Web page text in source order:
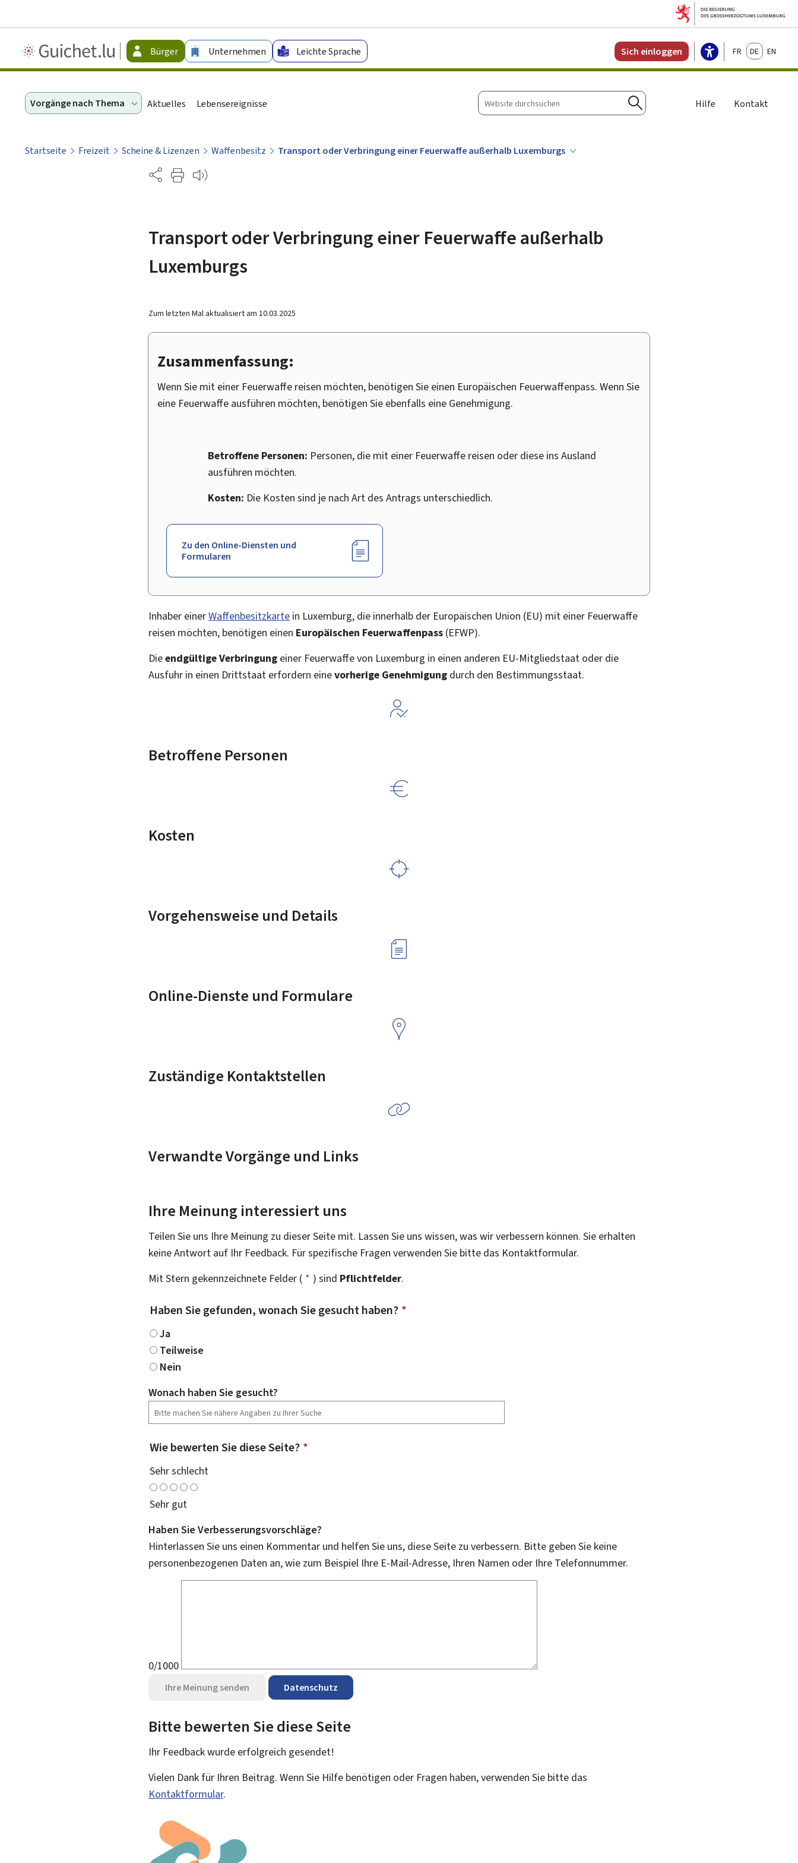
Guichet.lu
-
Bürger Unternehmen Leichte Sprache Sich einloggen FrançaisDeutschEnglish
Vorgänge nach Thema Aktuelles Lebensereignisse
Website
durchsuchen
Suchen
Hilfe Kontakt
Startseite Freizeit Scheine & Lizenzen Waffenbesitz
Transport oder Verbringung einer Feuerwaffe außerhalb Luxemburgs
Partage
Transport oder Verbringung einer Feuerwaffe außerhalb
Luxemburgs
Zum letzten Mal aktualisiert am 10.03.2025
Zusammenfassung:
Wenn Sie mit einer Feuerwaffe reisen möchten, benötigen Sie einen Europäischen Feuerwaffenpass. Wenn Sie
eine Feuerwaffe ausführen möchten, benötigen Sie ebenfalls eine Genehmigung.
Betroffene Personen: Personen, die mit einer Feuerwaffe reisen oder diese ins Ausland
ausführen möchten.
Kosten: Die Kosten sind je nach Art des Antrags unterschiedlich.
Zu den Online-Diensten und
Formularen
Inhaber einerWaffenbesitzkarte in Luxemburg, die innerhalb der Europäischen Union (EU) mit einer Feuerwaffe
reisen möchten, benötigen einen Europäischen Feuerwaffenpass (EFWP).
Dieendgültige Verbringung einer Feuerwaffe von Luxemburg in einen anderen EU-Mitgliedstaat oder die
Ausfuhr in einen Drittstaat erfordern einevorherige Genehmigung durch den Bestimmungsstaat.
Betroffene Personen
Kosten
Vorgehensweise und Details
Online-Dienste und Formulare
Zuständige Kontaktstellen
Verwandte Vorgänge und Links
Ihre Meinung interessiert uns
Teilen Sie uns Ihre Meinung zu dieser Seite mit. Lassen Sie uns wissen, was wir verbessern können. Sie erhalten
keine Antwort auf Ihr Feedback. Für spezifische Fragen verwenden Sie bitte das Kontaktformular.
Mit Stern gekennzeichnete Felder ( * ) sind Pflichtfelder.
Haben Sie gefunden, wonach Sie gesucht haben? *
Ja
Teilweise
Nein
Wonach haben Sie gesucht?
Wie bewerten Sie diese Seite? *
Sehr schlecht
Sehr gut
Haben Sie Verbesserungsvorschläge?
Hinterlassen Sie uns einen Kommentar und helfen Sie uns, diese Seite zu verbessern. Bitte geben Sie keine
personenbezogenen Daten an, wie zum Beispiel Ihre E-Mail-Adresse, Ihren Namen oder Ihre Telefonnummer.
0/1000
Ihre Meinung senden Datenschutz
Bitte bewerten Sie diese Seite
Ihr Feedback wurde erfolgreich gesendet!
Vielen Dank für Ihren Beitrag. Wenn Sie Hilfe benötigen oder Fragen haben, verwenden Sie bitte das
Kontaktformular.